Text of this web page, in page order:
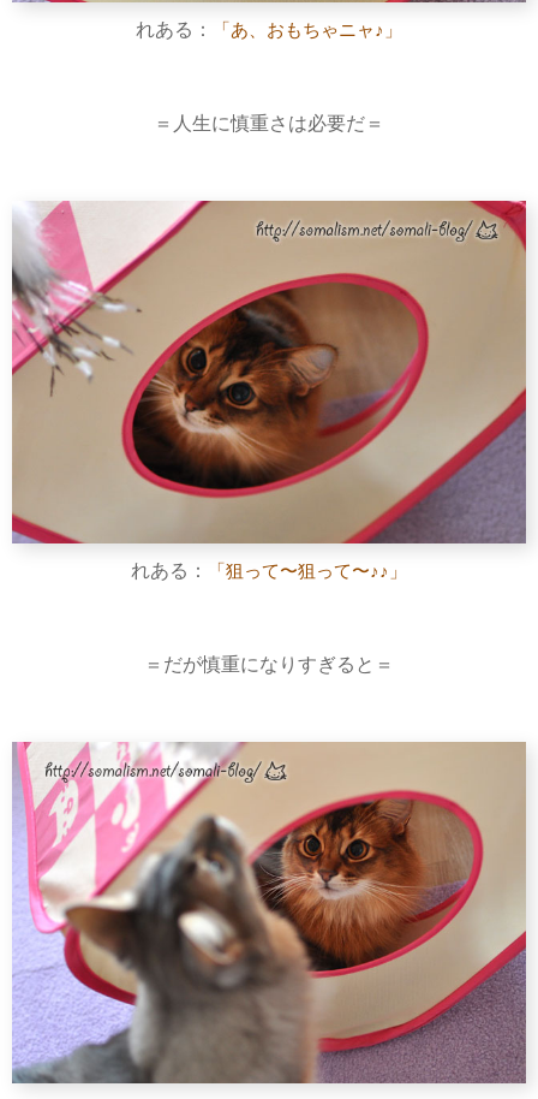
れある： 「あ、おもちゃニャ♪」
＝人生に慎重さは必要だ＝
れある： 「狙って〜狙って〜♪♪」
＝だが慎重になりすぎると＝